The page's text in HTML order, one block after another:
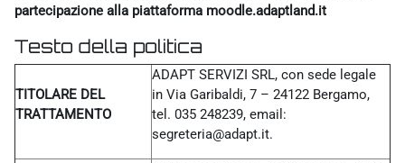
partecipazione alla piattaforma moodle.adaptland.it
Testo della politica
TITOLARE DEL
TRATTAMENTO
ADAPT SERVIZI SRL, con sede legale
in Via Garibaldi, 7 – 24122 Bergamo,
tel. 035 248239, email:
segreteria@adapt.it.